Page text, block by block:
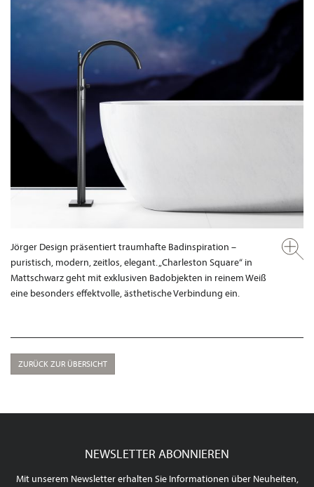
Jörger Design präsentiert traumhafte Badinspiration –
puristisch, modern, zeitlos, elegant. „Charleston Square“ in
Mattschwarz geht mit exklusiven Badobjekten in reinem Weiß
eine besonders effektvolle, ästhetische Verbindung ein.
ZURÜCK ZUR ÜBERSICHT
NEWSLETTER ABONNIEREN
Mit unserem Newsletter erhalten Sie Informationen über Neuheiten,